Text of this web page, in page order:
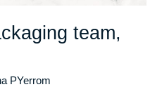
team,
PYerrom